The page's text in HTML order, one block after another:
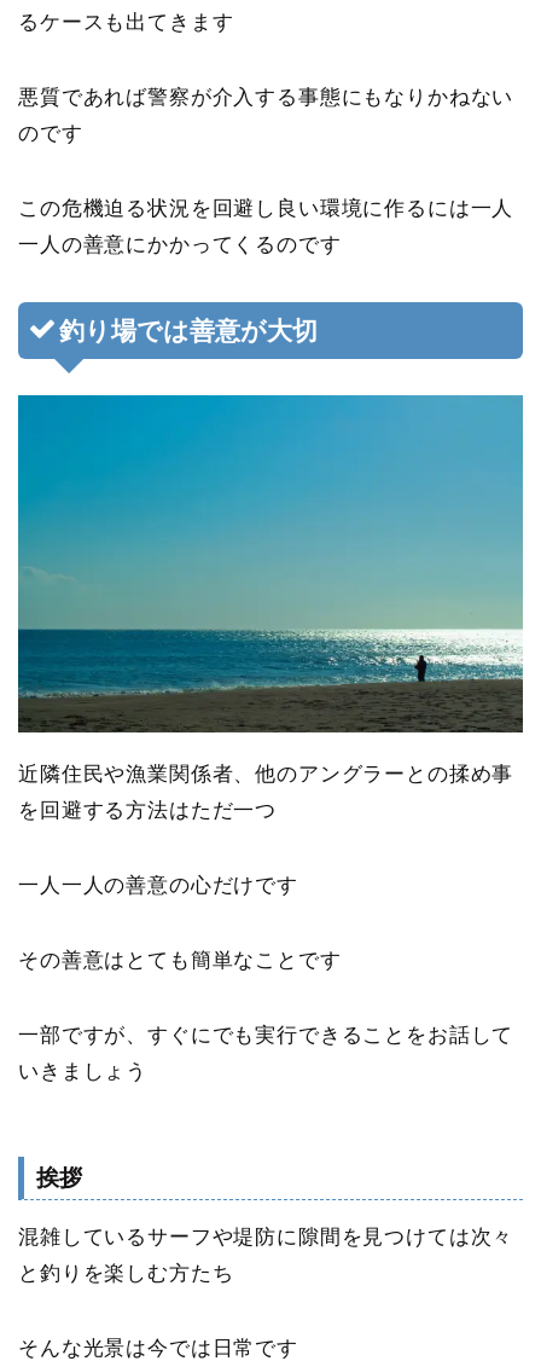
るケースも出てきます
悪質であれば警察が介入する事態にもなりかねない
のです
この危機迫る状況を回避し良い環境に作るには一人
一人の善意にかかってくるのです
釣り場では善意が大切
近隣住民や漁業関係者、他のアングラーとの揉め事
を回避する方法はただ一つ
一人一人の善意の心だけです
その善意はとても簡単なことです
一部ですが、すぐにでも実行できることをお話して
いきましょう
挨拶
混雑しているサーフや堤防に隙間を見つけては次々
と釣りを楽しむ方たち
そんな光景は今では日常です